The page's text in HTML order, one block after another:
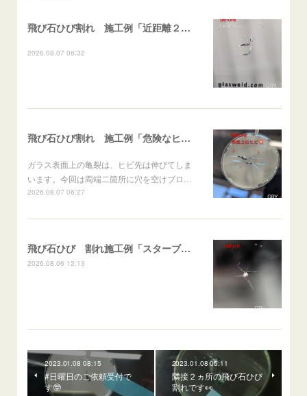
飛び石ひび割れ 施工例「近距離２箇所・パーシャル系+ストレート系」CX-8
2026.08.07 06:32
飛び石ひび割れ 施工例「危険なヒビ🚨⚠️表面上亀裂」ジムニー
ガラス表面上の亀裂は、ヒビ先は伸びてしま
います。今回は両端二箇所に穴を空けブロ…
2026.08.07 06:27
飛び石ひび 割れ施工例「スターブレイク系」 フリード
2026.08.06 12:13
2023.01.08 08:15
#日曜日のご依頼受付で
す🤓
2023.01.08 05:11
隣接２ヵ所の飛び石ひび
割れです👀